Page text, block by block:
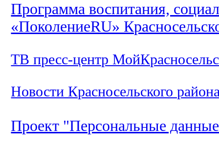
Программа воспитания,
«ПоколениеRU»
ТВ пресс-центр
Новости Красносельского
Проект "Персональные